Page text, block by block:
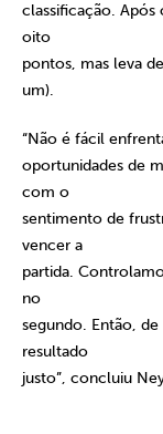
classificação.
oito
pontos, mas leva
um).
“Não é fácil
oportunidades de
com o
sentimento de
vencer a
partida.
no
segundo. Então,
resultado
justo”, concluiu